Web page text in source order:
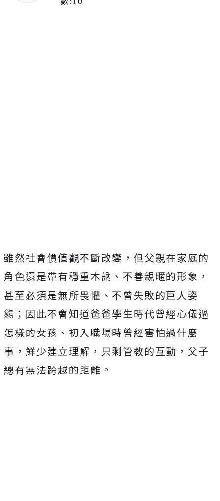
雖然社會價值觀不斷改變，但父親在家庭的
角色還是帶有穩重木訥、不善親暱的形象，
甚至必須是無所畏懼、不曾失敗的巨人姿
態；因此不會知道爸爸學生時代曾經心儀過
怎樣的女孩、初入職場時曾經害怕過什麼
事，鮮少建立理解，只剩管教的互動，父子
總有無法跨越的距離。